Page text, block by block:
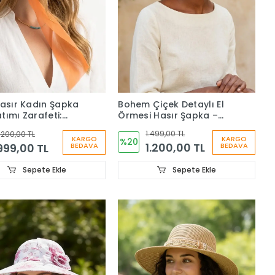
Kadın Şapka
Zarafeti:
Kadın Hasır Plaj
1930
TL
TL
KARGO
BEDAVA
Sepete Ekle
Bohem Çiçek Detaylı El
Örmesi Hasır Şapka –
Şapkası 1467
%20
1.499,00 TL
1.200,00 TL
KARGO
BEDAVA
Sepete Ekle